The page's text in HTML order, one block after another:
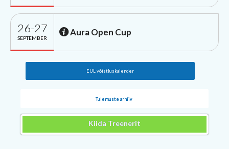
26-27
SEPTEMBER
Aura Open Cup
EUL võistluskalender
Tulemuste arhiiv
Kiida Treenerit